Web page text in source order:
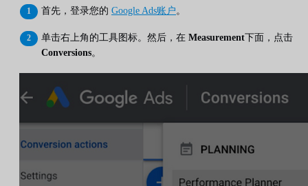
首先，登录您的 Google Ads账户 。
单击右上角的工具图标。然后，在 Measurement下面，点击
Conversions。